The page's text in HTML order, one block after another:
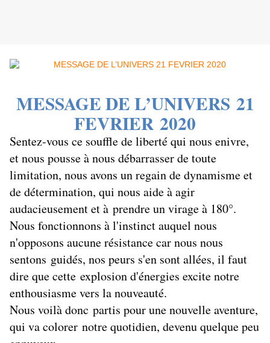
MESSAGE DE L’UNIVERS 21
FEVRIER 2020
Sentez-vous ce souffle de liberté qui nous enivre,
et nous pousse à nous débarrasser de toute
limitation, nous avons un regain de dynamisme et
de détermination, qui nous aide à agir
audacieusement et à prendre un virage à 180°.
Nous fonctionnons à l'instinct auquel nous
n'opposons aucune résistance car nous nous
sentons guidés, nos peurs s'en sont allées, il faut
dire que cette explosion d'énergies excite notre
enthousiasme vers la nouveauté.
Nous voilà donc partis pour une nouvelle aventure,
qui va colorer notre quotidien, devenu quelque peu